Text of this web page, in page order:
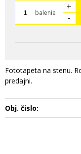
balenie
+
-
Fototapeta na stenu.
predajni.
Obj. čislo: